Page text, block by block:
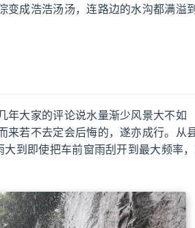
变成浩浩汤汤，连路边的水沟都满溢到
年大家的评论说水量渐少风景大不如
来若不去定会后悔的，遂亦成行。从
到即使把车前窗雨刮开到最大频率